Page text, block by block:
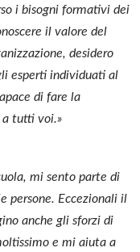
i bisogni formativi dei
il valore del
desidero
esperti individuati al
di fare la
a tutti voi.»
mi sento parte di
persone. Eccezionali il
anche gli sforzi di
e mi aiuta a